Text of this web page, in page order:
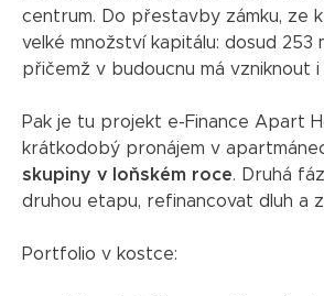
centrum. Do přestavby zámku, ze
velké množství kapitálu: dosud 253
přičemž v budoucnu má vzniknout
Pak je tu projekt e-Finance Apart
krátkodobý pronájem v
skupiny v loňském roce. Druhá
druhou etapu, refinancovat dluh a
Portfolio v kostce: